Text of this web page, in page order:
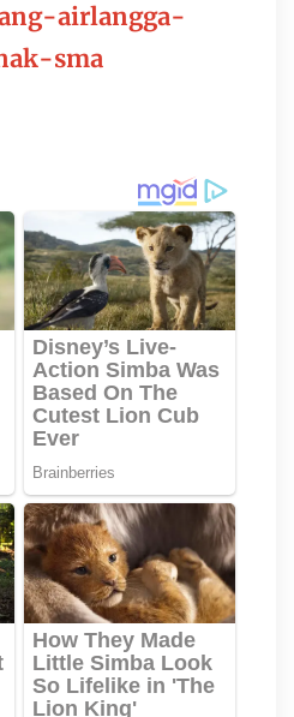
airlangga-
sma